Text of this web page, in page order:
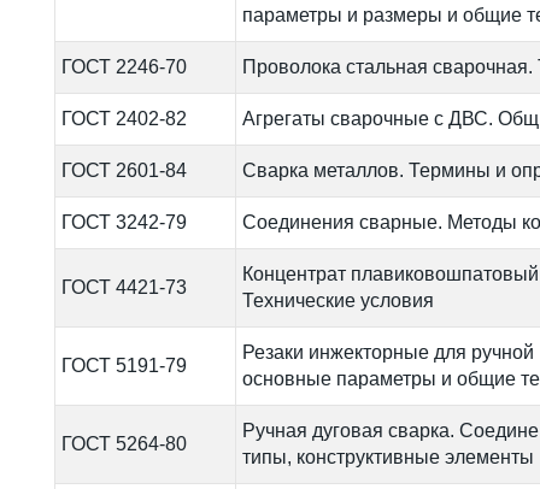
параметры и размеры и общие
ГОСТ 2246-70 Проволока стальная сварочная.
ГОСТ 2402-82 Агрегаты сварочные с ДВС.
ГОСТ 2601-84 Сварка металлов. Термины и
ГОСТ 3242-79 Соединения сварные. Методы
ГОСТ 4421-73
Концентрат
Технические условия
ГОСТ 5191-79
Резаки инжекторные для
основные параметры и общие
ГОСТ 5264-80
Ручная дуговая сварка.
типы, конструктивные